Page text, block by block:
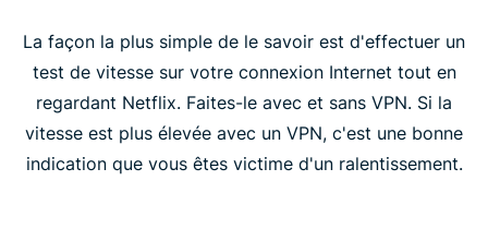
La façon la plus simple de le savoir est d'effectuer un
test de vitesse sur votre connexion Internet tout en
regardant Netflix. Faites-le avec et sans VPN. Si la
vitesse est plus élevée avec un VPN, c'est une bonne
indication que vous êtes victime d'un ralentissement.